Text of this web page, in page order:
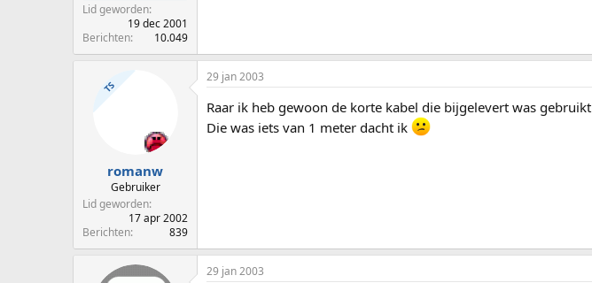
Lid geworden
19 dec 2001
Berichten
10.049
TS
romanw
Gebruiker
Lid geworden
17 apr 2002
Berichten
839
29 jan 2003
Raar ik heb gewoon de korte kabel die bijgelevert was gebruikt
Die was iets van 1 meter dacht ik
29 jan 2003